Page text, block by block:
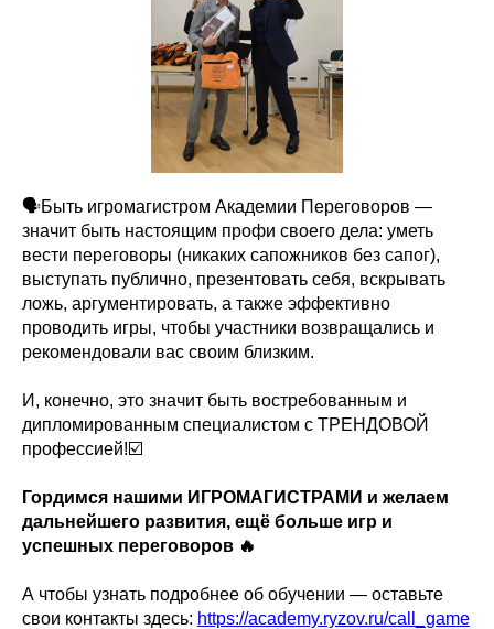
🗣️Быть игромагистром Академии Переговоров —
значит быть настоящим профи своего дела: уметь
вести переговоры (никаких сапожников без сапог),
выступать публично, презентовать себя, вскрывать
ложь, аргументировать, а также эффективно
проводить игры, чтобы участники возвращались и
рекомендовали вас своим близким.
И, конечно, это значит быть востребованным и
дипломированным специалистом с ТРЕНДОВОЙ
профессией!☑️
Гордимся нашими ИГРОМАГИСТРАМИ и желаем
дальнейшего развития, ещё больше игр и
успешных переговоров 🔥
А чтобы узнать подробнее об обучении — оставьте
свои контакты здесь: https://academy.ryzov.ru/call_game